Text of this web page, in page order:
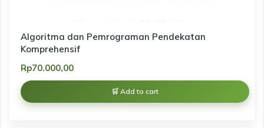
Algoritma dan Pemrograman Pendekatan
Komprehensif
Rp70.000,00
Add to cart